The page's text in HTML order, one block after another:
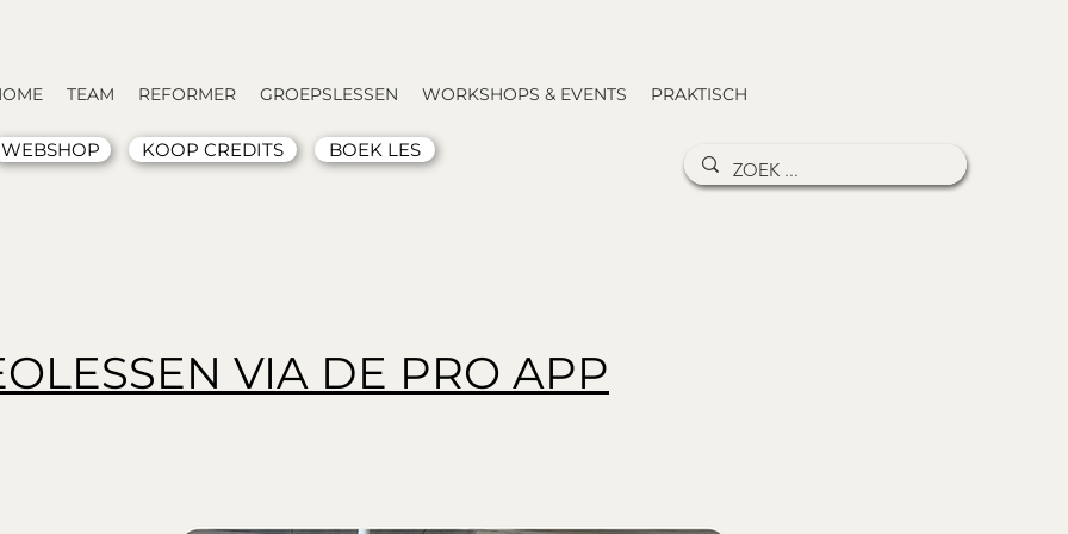
TEAM REFORMER GROEPSLESSEN WORKSHOPS & EVENTS PRAKTISCH
WEBSHOP KOOP CREDITS BOEK LES
VIA DE PRO APP